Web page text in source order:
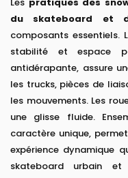
du skateboard et
composants essentiels.
stabilité et espace
antidérapante, assure
les trucks, pièces de
les mouvements. Les
une glisse fluide.
caractère unique,
expérience dynamique
skateboard urbain